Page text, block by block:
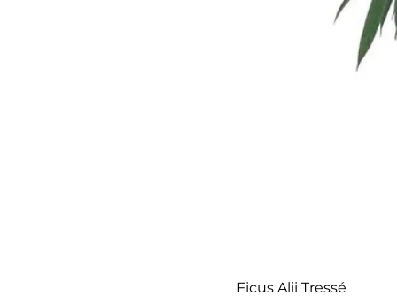
Ficus Alii Tressé